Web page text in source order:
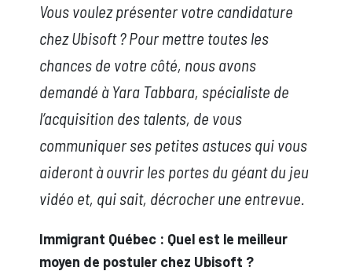
Vous voulez présenter votre candidature
chez Ubisoft ? Pour mettre toutes les
chances de votre côté, nous avons
demandé à Yara Tabbara, spécialiste de
l’acquisition des talents, de vous
communiquer ses petites astuces qui vous
aideront à ouvrir les portes du géant du jeu
vidéo et, qui sait, décrocher une entrevue.
Immigrant Québec : Quel est le meilleur
moyen de postuler chez Ubisoft ?